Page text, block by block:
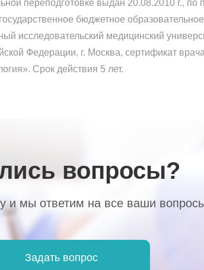
переподготовке выдан 20.08.2010 г., по
бюджетное
исследовательский медицинский
Федерации, г. Москва, сертификат
Срок действия 5 лет.
вопросы?
и мы ответим на все ваши
Задать вопрос